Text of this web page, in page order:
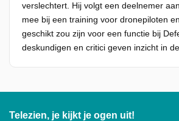
verslechtert. Hij volgt een deelnemer
mee bij een training voor dronepiloten
geschikt zou zijn voor een functie bij
deskundigen en critici geven inzicht in
Telezien, je kijkt je ogen uit!